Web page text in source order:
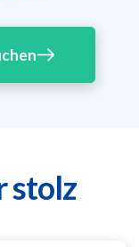
stolz